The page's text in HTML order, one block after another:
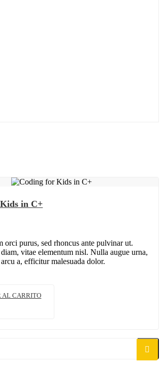
in C+
orci purus, sed rhoncus ante pulvinar ut.
vitae elementum nisl. Nulla augue urna,
a, efficitur malesuada dolor.
AL CARRITO
Buscar